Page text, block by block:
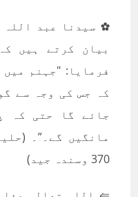
✿ سیدنا عبد اللہ
بیان کرتے ہیں
فرمایا: "جہنم
کہ جس کی وجہ سے
جائے گا حتی کہ
370 وسندہ جید)